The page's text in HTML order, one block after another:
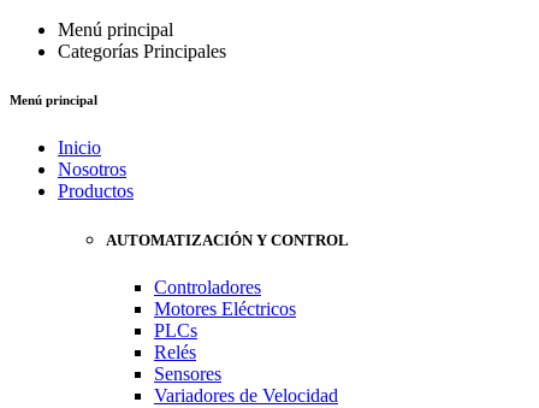
Menú principal
Categorías Principales
Menú principal
Inicio
Nosotros
Productos
AUTOMATIZACIÓN Y CONTROL
Controladores
Motores Eléctricos
PLCs
Relés
Sensores
Variadores de Velocidad